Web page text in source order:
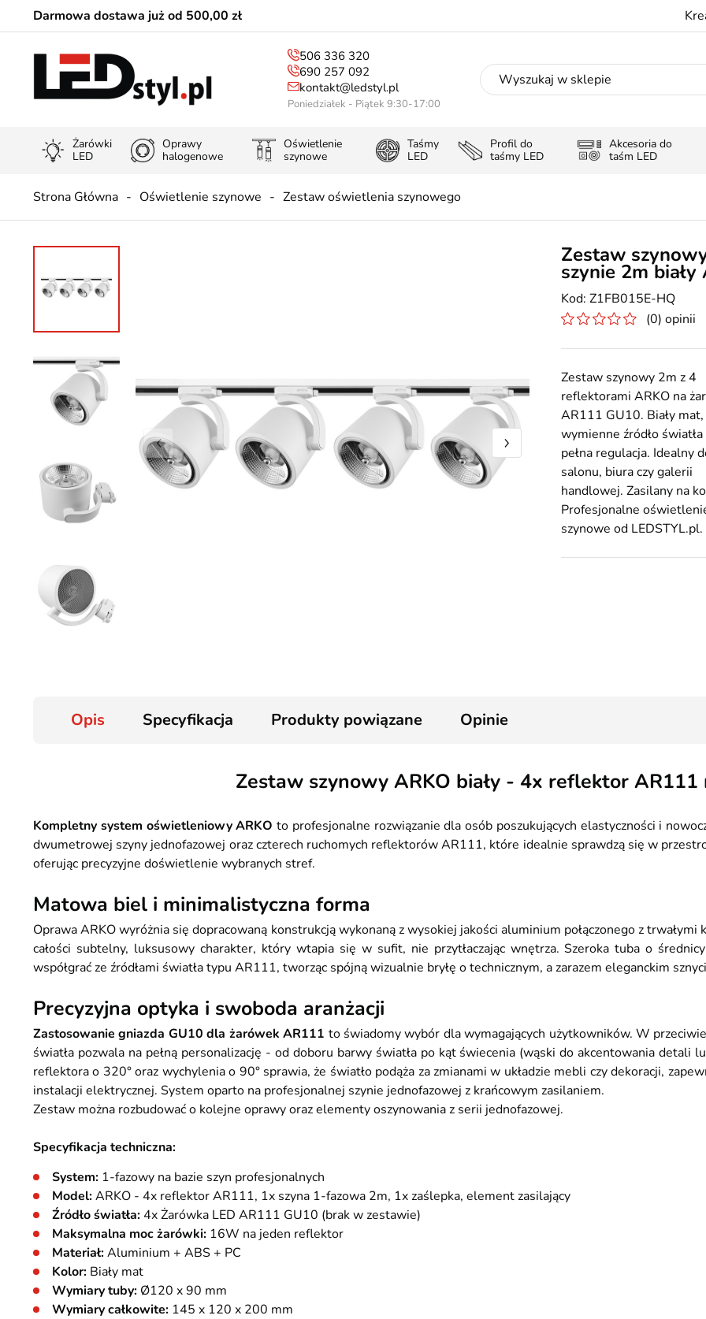
Darmowa dostawa już od 500,00 zł
506 336 320
690 257 092
kontakt@ledstyl.pl
Poniedziałek - Piątek 9:30-17:00
Żarówki
LED
Oprawy
halogenowe
Oświetlenie
szynowe
Taśmy
LED
Profil do
taśmy LED
Akcesoria do
taśm LED
Strona Główna Oświetlenie szynowe Zestaw oświetlenia szynowego
Zestaw
szynie 2m biały
Z1FB015E-HQ
(0) opinii
Zestaw szynowy 2m z 4
reflektorami ARKO na
AR111 GU10. Biały mat,
wymienne źródło światła
pełna regulacja. Idealny
salonu, biura czy galerii
handlowej. Zasilany na
Profesjonalne
szynowe od LEDSTYL.pl.
Opis Specyfikacja Produkty powiązane Opinie
Zestaw szynowy ARKO biały - 4x reflektor AR111
Kompletny system oświetleniowy ARKO to profesjonalne rozwiązanie dla osób poszukujących elastyczności i
dwumetrowej szyny jednofazowej oraz czterech ruchomych reflektorów AR111, które idealnie sprawdzą się w
oferując precyzyjne doświetlenie wybranych stref.
Matowa biel i minimalistyczna forma
Oprawa ARKO wyróżnia się dopracowaną konstrukcją wykonaną z wysokiej jakości aluminium połączonego z trwałymi
całości subtelny, luksusowy charakter, który wtapia się w sufit, nie przytłaczając wnętrza. Szeroka tuba o
współgrać ze źródłami światła typu AR111, tworząc spójną wizualnie bryłę o technicznym, a zarazem eleganckim
Precyzyjna optyka i swoboda aranżacji
Zastosowanie gniazda GU10 dla żarówek AR111 to świadomy wybór dla wymagających użytkowników. W
światła pozwala na pełną personalizację - od doboru barwy światła po kąt świecenia (wąski do akcentowania
reflektora o 320° oraz wychylenia o 90° sprawia, że światło podąża za zmianami w układzie mebli czy dekoracji,
instalacji elektrycznej. System oparto na profesjonalnej szynie jednofazowej z krańcowym zasilaniem.
Zestaw można rozbudować o kolejne oprawy oraz elementy oszynowania z serii jednofazowej.
Specyfikacja techniczna:
System: 1-fazowy na bazie szyn profesjonalnych
Model:ARKO - 4x reflektor AR111, 1x szyna 1-fazowa 2m, 1x zaślepka, element zasilający
Źródło światła:4x Żarówka LED AR111 GU10 (brak w zestawie)
Maksymalna moc żarówki: 16W na jeden reflektor
Materiał:Aluminium + ABS + PC
Kolor: Biały mat
Wymiary tuby: Ø120 x 90 mm
Wymiary całkowite: 145 x 120 x 200 mm